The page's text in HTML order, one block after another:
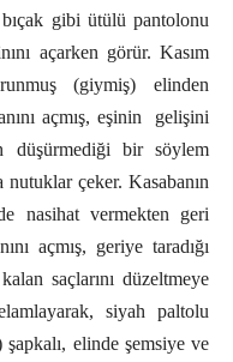
gibi ütülü pantolonu
açarken görür. Kasım
(giymiş) elinden
açmış, eşinin
gelişini
düşürmediği bir söylem
çeker. Kasabanın
nasihat vermekten geri
açmış, geriye taradığı
saçlarını düzeltmeye
siyah paltolu
elinde şemsiye ve